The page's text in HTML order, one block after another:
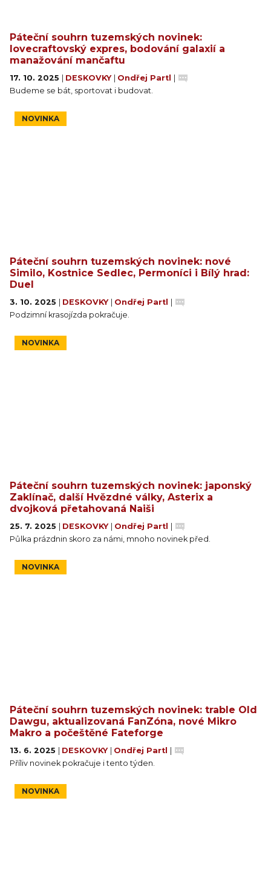
Páteční souhrn tuzemských novinek:
lovecraftovský expres, bodování galaxií a
manažování mančaftu
17. 10. 2025 DESKOVKY Ondřej Partl
Budeme se bát, sportovat i budovat.
NOVINKA
Páteční souhrn tuzemských novinek: nové
Similo, Kostnice Sedlec, Permoníci i Bílý hrad:
Duel
3. 10. 2025 DESKOVKY Ondřej Partl
Podzimní krasojízda pokračuje.
NOVINKA
Páteční souhrn tuzemských novinek: japonský
Zaklínač, další Hvězdné války, Asterix a
dvojková přetahovaná Naiši
25. 7. 2025 DESKOVKY Ondřej Partl
Půlka prázdnin skoro za námi, mnoho novinek před.
NOVINKA
Páteční souhrn tuzemských novinek: trable Old
Dawgu, aktualizovaná FanZóna, nové Mikro
Makro a počeštěné Fateforge
13. 6. 2025 DESKOVKY Ondřej Partl
Příliv novinek pokračuje i tento týden.
NOVINKA